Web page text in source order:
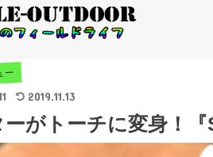
ー
2019.11.13
がトーチに変身！『